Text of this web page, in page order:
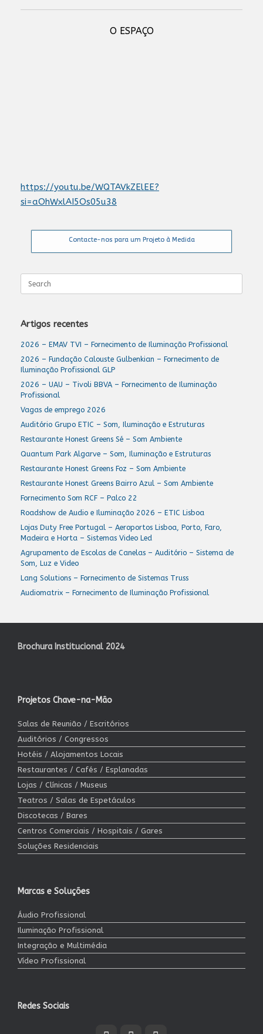
O ESPAÇO
https://youtu.be/WQTAVkZElEE?
si=aOhWxlAI5Os05u38
Contacte-nos para um Projeto à Medida
Search
for:
Artigos recentes
2026 – EMAV TVI – Fornecimento de Iluminação Profissional
2026 – Fundação Calouste Gulbenkian – Fornecimento de
Iluminação Profissional GLP
2026 – UAU – Tivoli BBVA – Fornecimento de Iluminação
Profissional
Vagas de emprego 2026
Auditório Grupo ETIC – Som, Iluminação e Estruturas
Restaurante Honest Greens Sé – Som Ambiente
Quantum Park Algarve – Som, Iluminação e Estruturas
Restaurante Honest Greens Foz – Som Ambiente
Restaurante Honest Greens Bairro Azul – Som Ambiente
Fornecimento Som RCF – Palco 22
Roadshow de Audio e Iluminação 2026 – ETIC Lisboa
Lojas Duty Free Portugal – Aeroportos Lisboa, Porto, Faro,
Madeira e Horta – Sistemas Video Led
Agrupamento de Escolas de Canelas – Auditório – Sistema de
Som, Luz e Video
Lang Solutions – Fornecimento de Sistemas Truss
Audiomatrix – Fornecimento de Iluminação Profissional
Brochura Institucional 2024
Projetos Chave-na-Mão
Salas de Reunião / Escritórios
Auditórios / Congressos
Hotéis / Alojamentos Locais
Restaurantes / Cafés / Esplanadas
Lojas / Clínicas / Museus
Teatros / Salas de Espetáculos
Discotecas / Bares
Centros Comerciais / Hospitais / Gares
Soluções Residenciais
Marcas e Soluções
Áudio Profissional
Iluminação Profissional
Integração e Multimédia
Vídeo Profissional
Redes Sociais